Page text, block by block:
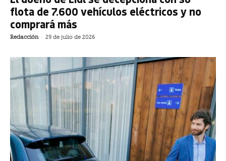
flota de 7.600 vehículos eléctricos y no
comprará más
Redacción - 29 de julio de 2026